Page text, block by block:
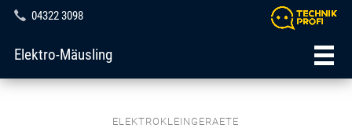
04322 3098
Elektro-Mäusling
ELEKTROKLEINGERAETE